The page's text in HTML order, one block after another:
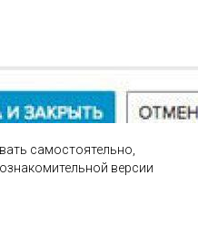
самостоятельно,
версии